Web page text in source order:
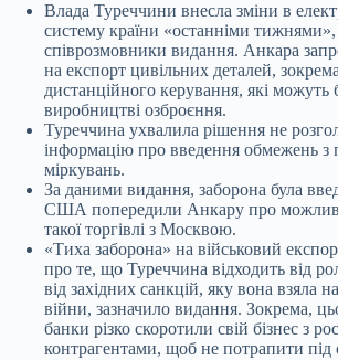
Влада Туреччини внесла зміни в
систему країни «останніми
співрозмовники видання. Анкара
на експорт цивільних деталей,
дистанційного керування, які можуть
виробництві озброєння.
Туреччина ухвалила рішення не
інформацію про введення обмежень з
міркувань.
За даними видання, заборона була
США попередили Анкару про можливі
такої торгівлі з Москвою.
«Тиха заборона» на військовий
про те, що Туреччина відходить від
від західних санкцій, яку вона взяла
війни, зазначило видання. Зокрема,
банки різко скоротили свій бізнес з
контрагентами, щоб не потрапити